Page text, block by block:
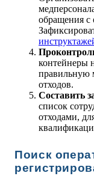
обращения с
контейнеры
правильную
отходов.
Составить
список
отходами,
Поиск